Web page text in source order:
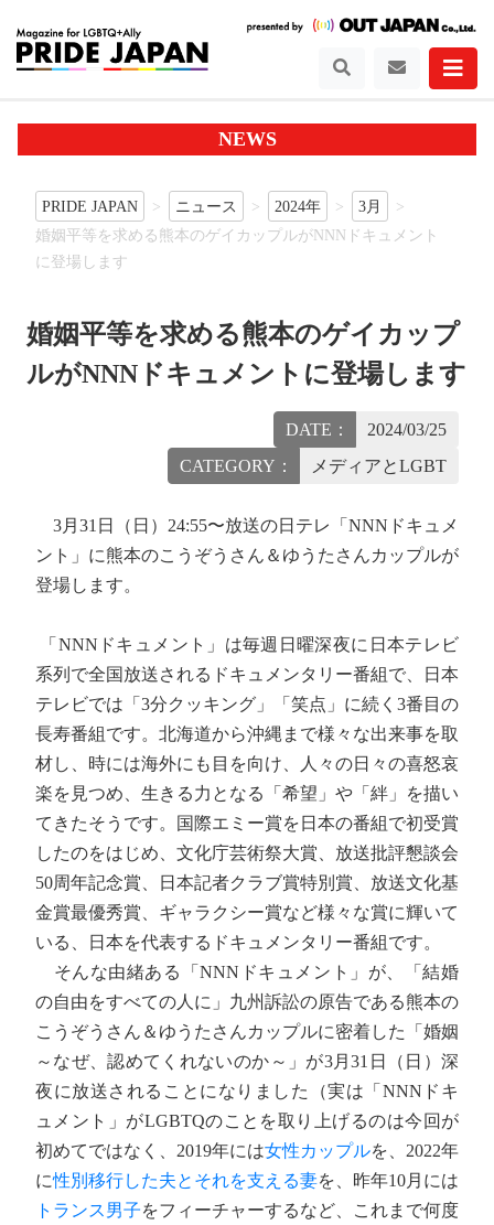
NEWS
PRIDE JAPAN ニュース 2024年
3月
婚姻平等を求める熊本のゲイカップルがNNNドキュメント
に登場します
婚姻平等を求める熊本のゲイカップ
ルがNNNドキュメントに登場します
DATE：
2024/03/25
CATEGORY：
メディアとLGBT
3月31日（日）24:55〜放送の日テレ「NNNドキュメ
ント」に熊本のこうぞうさん＆ゆうたさんカップルが
登場します。
「NNNドキュメント」は毎週日曜深夜に日本テレビ
系列で全国放送されるドキュメンタリー番組で、日本
テレビでは「3分クッキング」「笑点」に続く3番目の
長寿番組です。北海道から沖縄まで様々な出来事を取
材し、時には海外にも目を向け、人々の日々の喜怒哀
楽を見つめ、生きる力となる「希望」や「絆」を描い
てきたそうです。国際エミー賞を日本の番組で初受賞
したのをはじめ、文化庁芸術祭大賞、放送批評懇談会
50周年記念賞、日本記者クラブ賞特別賞、放送文化基
金賞最優秀賞、ギャラクシー賞など様々な賞に輝いて
いる、日本を代表するドキュメンタリー番組です。
そんな由緒ある「NNNドキュメント」が、「結婚
の自由をすべての人に」九州訴訟の原告である熊本の
こうぞうさん＆ゆうたさんカップルに密着した「婚姻
～なぜ、認めてくれないのか～」が3月31日（日）深
夜に放送されることになりました（実は「NNNドキ
ュメント」がLGBTQのことを取り上げるのは今回が
初めてではなく、2019年には女性カップルを、2022年
に性別移行した夫とそれを支える妻を、昨年10月には
トランス男子をフィーチャーするなど、これまで何度